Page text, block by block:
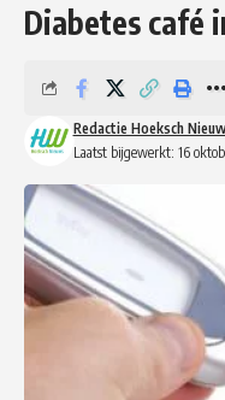
Diabetes café
Laatst bijgewerkt: 16
Redactie Hoeksch